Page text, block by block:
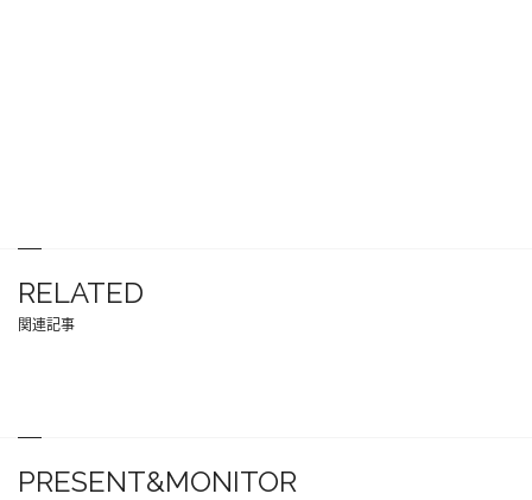
RELATED
関連記事
PRESENT&MONITOR